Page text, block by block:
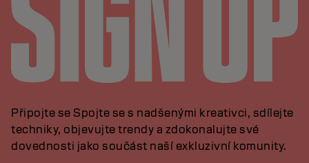
Připojte se Spojte se s nadšenými kreativci, sdílejte
techniky, objevujte trendy a zdokonalujte své
dovednosti jako součást naší exkluzivní komunity.